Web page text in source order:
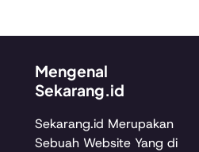
Mengenal
Sekarang.id
Sekarang.id Merupakan
Sebuah Website Yang di